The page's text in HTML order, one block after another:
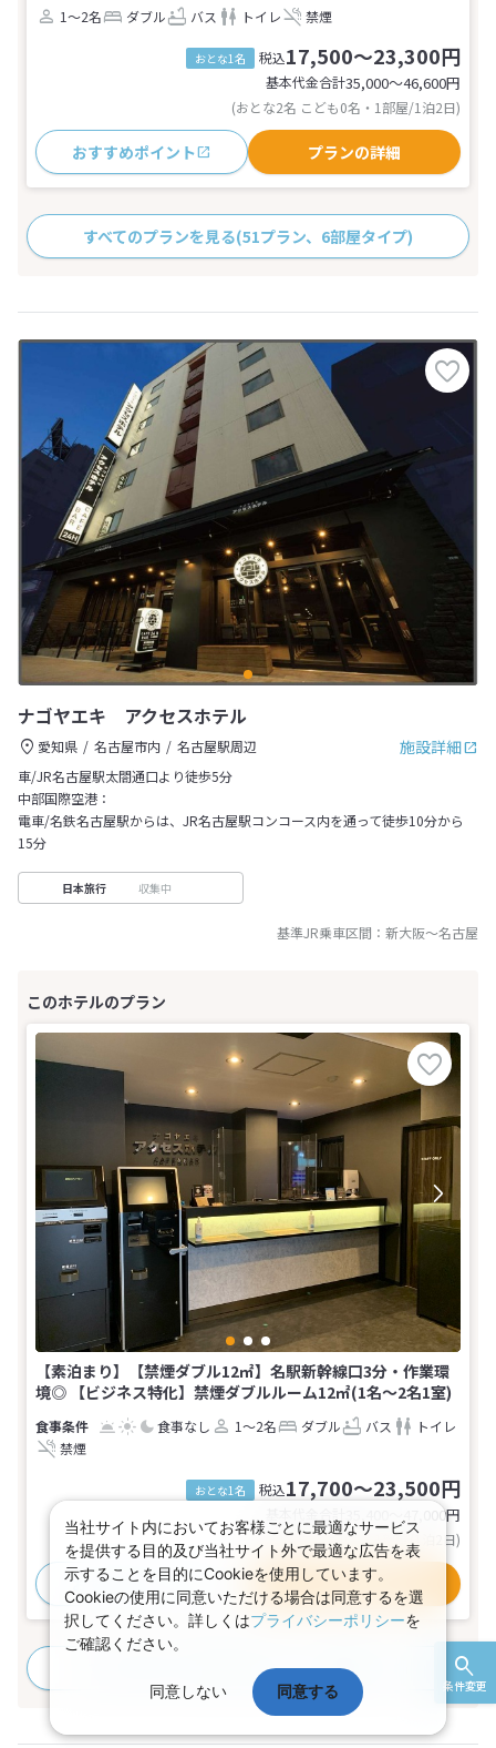
条件変更
1～2名
ダブル バス トイレ 禁煙
おとな1名 税込17,500～23,300円
基本代金合計35,000〜46,600円
(おとな2名 こども0名・1部屋/1泊2日)
おすすめポイント プランの詳細
すべてのプランを見る(51プラン、6部屋タイプ)
ナゴヤエキ アクセスホテル
施設詳細
愛知県 名古屋市内
名古屋駅周辺
車/JR名古屋駅太閤通口より徒歩5分
中部国際空港：
電車/名鉄名古屋駅からは、JR名古屋駅コンコース内を通って徒歩10分から
15分
日本旅行 収集中
基準JR乗車区間： 新大阪～名古屋
【素泊まり】【禁煙ダブル12㎡】名駅新幹線口3分・作業環
境◎ 【ビジネス特化】禁煙ダブルルーム12㎡(1名～2名1室)
食事なし 1～2名 ダブル バス
トイレ
禁煙
おとな1名 税込17,700～23,500円
35,400〜47,000円
(おとな2名 こども0名・1部屋/1泊2日)
おすすめポイント プランの詳細
(8プラン、4部屋タイプ)
当社サイト内においてお客様ごとに最適なサービス
を提供する目的及び当社サイト外で最適な広告を表
示することを目的にCookieを使用しています。
Cookieの使用に同意いただける場合は同意するを選
択してください。詳しくはプライバシーポリシーを
ご確認ください。
同意しない 同意する